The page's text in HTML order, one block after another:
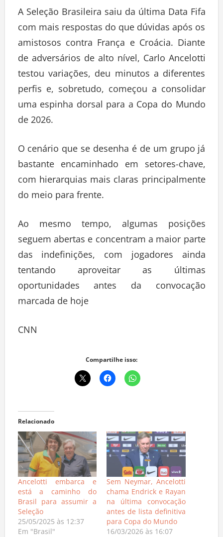
A Seleção Brasileira saiu da última Data Fifa
com mais respostas do que dúvidas após os
amistosos contra França e Croácia. Diante
de adversários de alto nível, Carlo Ancelotti
testou variações, deu minutos a diferentes
perfis e, sobretudo, começou a consolidar
uma espinha dorsal para a Copa do Mundo
de 2026.
O cenário que se desenha é de um grupo já
bastante encaminhado em setores-chave,
com hierarquias mais claras principalmente
do meio para frente.
Ao mesmo tempo, algumas posições
seguem abertas e concentram a maior parte
das indefinições, com jogadores ainda
tentando aproveitar as últimas
oportunidades antes da convocação
marcada de hoje
CNN
Compartilhe isso:
Relacionado
Ancelotti embarca e
está a caminho do
Brasil para assumir a
Seleção
25/05/2025 às 12:37
Em "Brasil"
Sem Neymar, Ancelotti
chama Endrick e Rayan
na última convocação
antes de lista definitiva
para Copa do Mundo
16/03/2026 às 16:07